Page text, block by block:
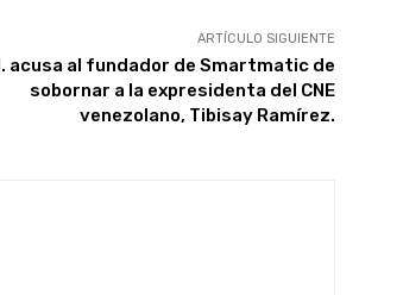
ARTÍCULO SIGUIENTE
acusa al fundador de Smartmatic de
sobornar a la expresidenta del CNE
venezolano, Tibisay Ramírez.